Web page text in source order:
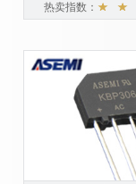
热卖指数：